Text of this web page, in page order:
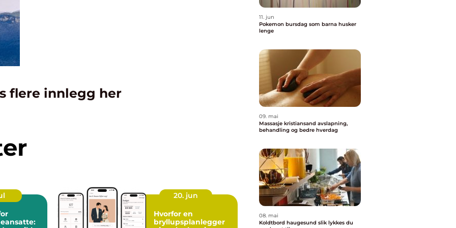
flere innlegg her
20. jun
Hvorfor en
bryllupsplanlegger
11. jun
Pokemon bursdag som barna husker
lenge
09. mai
Massasje kristiansand avslapning,
behandling og bedre hverdag
08. mai
Koldtbord haugesund slik lykkes du